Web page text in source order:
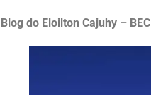
Blog do Eloilton Cajuhy – BEC